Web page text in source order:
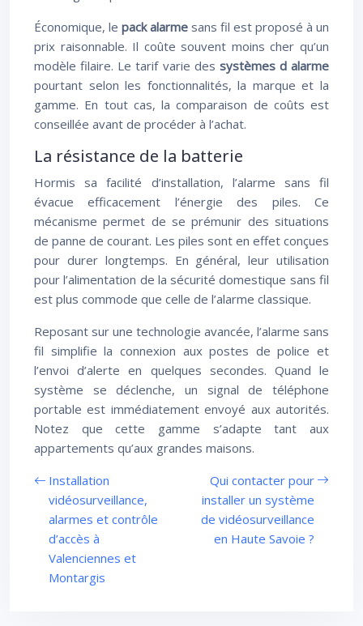
Économique, le pack alarme sans fil est proposé à un
prix raisonnable. Il coûte souvent moins cher qu’un
modèle filaire. Le tarif varie des systèmes d alarme
pourtant selon les fonctionnalités, la marque et la
gamme. En tout cas, la comparaison de coûts est
conseillée avant de procéder à l’achat.
La résistance de la batterie
Hormis sa facilité d’installation, l’alarme sans fil
évacue efficacement l’énergie des piles. Ce
mécanisme permet de se prémunir des situations
de panne de courant. Les piles sont en effet conçues
pour durer longtemps. En général, leur utilisation
pour l’alimentation de la sécurité domestique sans fil
est plus commode que celle de l’alarme classique.
Reposant sur une technologie avancée, l’alarme sans
fil simplifie la connexion aux postes de police et
l’envoi d’alerte en quelques secondes. Quand le
système se déclenche, un signal de téléphone
portable est immédiatement envoyé aux autorités.
Notez que cette gamme s’adapte tant aux
appartements qu’aux grandes maisons.
Installation
vidéosurveillance,
alarmes et contrôle
d’accès à
Valenciennes et
Montargis
Qui contacter pour
installer un système
de vidéosurveillance
en Haute Savoie ?